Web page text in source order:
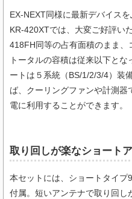
EX-NEXT同様に最新デバイス
KR-420XTでは、大変ご好評い
418FH同等の占有面積のまま、
トータルの容積は従来以下と
ートは５系統（BS/1/2/3/4）装
ば、クーリングファンや計測
電に利用することができます。
取り回しが楽なショート
本セットには、ショートタイ
付属。短いアンテナで取り回し